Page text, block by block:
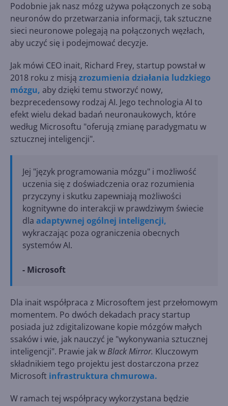
Podobnie jak nasz mózg używa połączonych ze sobą
neuronów do przetwarzania informacji, tak sztuczne
sieci neuronowe polegają na połączonych węzłach,
aby uczyć się i podejmować decyzje.
Jak mówi CEO inait, Richard Frey, startup powstał w
2018 roku z misją zrozumienia działania ludzkiego
mózgu, aby dzięki temu stworzyć nowy,
bezprecedensowy rodzaj AI. Jego technologia AI to
efekt wielu dekad badań neuronaukowych, które
według Microsoftu "oferują zmianę paradygmatu w
sztucznej inteligencji".
Jej "język programowania mózgu" i możliwość
uczenia się z doświadczenia oraz rozumienia
przyczyny i skutku zapewniają możliwości
kognitywne do interakcji w prawdziwym świecie
dla adaptywnej ogólnej inteligencji,
wykraczając poza ograniczenia obecnych
systemów AI.
- Microsoft
Dla inait współpraca z Microsoftem jest przełomowym
momentem. Po dwóch dekadach pracy startup
posiada już zdigitalizowane kopie mózgów małych
ssaków i wie, jak nauczyć je "wykonywania sztucznej
inteligencji". Prawie jak w Black Mirror. Kluczowym
składnikiem tego projektu jest dostarczona przez
Microsoft infrastruktura chmurowa.
W ramach tej współpracy wykorzystana będzie